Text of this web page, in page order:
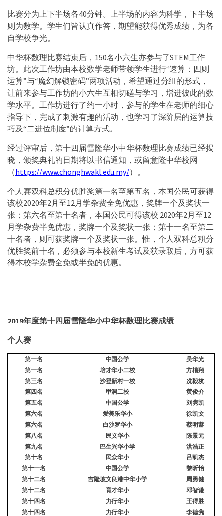
比赛分为上下半场各40分钟。上半场的内容为科学，下半场
则为数学。学生们皆认真作答，期望能获得优秀成绩，为各
自学校争光。
中华杯数理比赛结束后，150名小六生亦参与了STEM工作
坊。此次工作坊由本校数学老师带领学生进行“速算：四则
运算”与“魔幻解锁密码”两项活动，希望通过分组的形式，
让前来参与工作坊的小六生互相切磋与学习，增进彼此的数
学水平。工作坊进行了约一小时，参与的学生在老师的细心
指导下，完成了刺激有趣的活动，也学习了深阶层的运算技
巧及“二进位制度”的计算方式。
经过评审后，第十四届雪隆华小中华杯数理比赛成绩已经揭
晓，颁奖典礼的日期将以书信通知，或留意隆中华校网
（https://www.chonghwakl.edu.my/）。
个人赛双科总积分优胜奖第一名至第五名，本国公民可获得
该校2020年2月至12月学杂费全免优惠，奖牌一个及奖状一
张；第六名至第十名者，本国公民可得该校 2020年2月至12
月学杂费半免优惠，奖牌一个及奖状一张；第十一名至第二
十名者，则可获奖牌一个及奖状一张。惟，个人双科总积分
优胜奖前十名，必须参与本校新生考试及获录取后，方可获
得本校学杂费全免或半免的优惠。
2019年度第十四届雪隆华小中华杯数理比赛成绩
个人赛
第一名 中国公学
吴华光
第一名
培才华小二校
方楷翔
第三名
沙登新村一校
冼毅杭
第四名
甲洞二校
黄俊介
第五名
中国公学
刘隽凯
第六名
爱美乐华小
徐凯文
第六名
白沙罗华小
蔡明蓄
第八名
民义华小
陈景元
第九名
巴生兴华小学
洪浩正
第十名 民众华小
吕凯杰
第十一名
中国公学
黎昕怡
第十二名
吉隆坡文良港中华小学
周勇健
第十二名
育才华小
邓智谦
第十四名
力行华小
王得胜
第十四名
力行华小
李德隽